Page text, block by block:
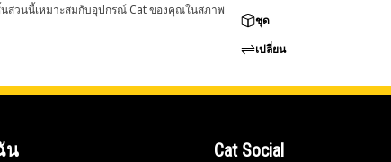
ส่วนนี้เหมาะสมกับอุปกรณ์ Cat ของคุณในสภาพ
ชุด
เปลี่ยน
น Cat Social